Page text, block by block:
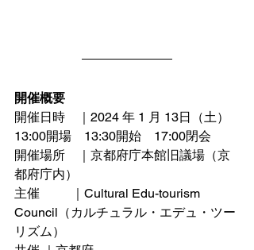
開催概要
開催日時　｜2024 年 1 月 13日（土）
13:00開場　13:30開始　17:00閉会
開催場所　｜京都府庁本館旧議場（京
都府庁内）
主催 　　 ｜Cultural Edu-tourism
Council（カルチュラル・エデュ・ツー
リズム）